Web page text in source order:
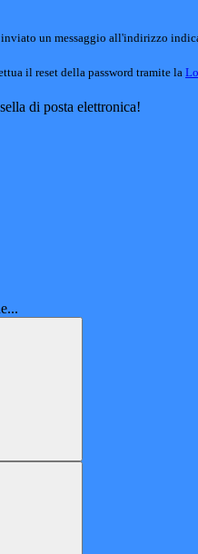
inviato un messaggio all'indirizzo
il reset della password tramite la
di posta elettronica!